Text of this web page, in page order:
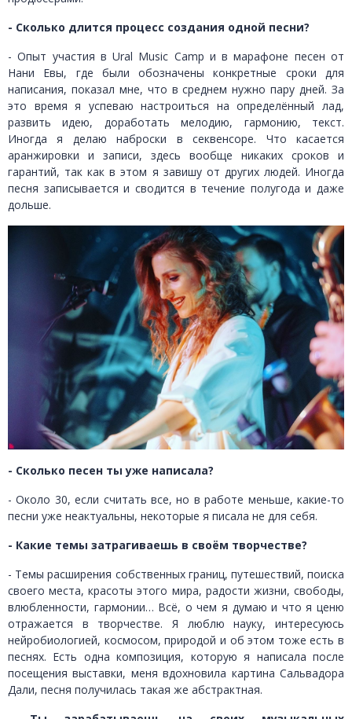
- Сколько длится процесс создания одной песни?
- Опыт участия в Ural Music Camp и в марафоне песен от
Нани Евы, где были обозначены конкретные сроки для
написания, показал мне, что в среднем нужно пару дней. За
это время я успеваю настроиться на определённый лад,
развить идею, доработать мелодию, гармонию, текст.
Иногда я делаю наброски в секвенсоре. Что касается
аранжировки и записи, здесь вообще никаких сроков и
гарантий, так как в этом я завишу от других людей. Иногда
песня записывается и сводится в течение полугода и даже
дольше.
- Сколько песен ты уже написала?
- Около 30, если считать все, но в работе меньше, какие-то
песни уже неактуальны, некоторые я писала не для себя.
- Какие темы затрагиваешь в своём творчестве?
- Темы расширения собственных границ, путешествий, поиска
своего места, красоты этого мира, радости жизни, свободы,
влюбленности, гармонии… Всё, о чем я думаю и что я ценю
отражается в творчестве. Я люблю науку, интересуюсь
нейробиологией, космосом, природой и об этом тоже есть в
песнях. Есть одна композиция, которую я написала после
посещения выставки, меня вдохновила картина Сальвадора
Дали, песня получилась такая же абстрактная.